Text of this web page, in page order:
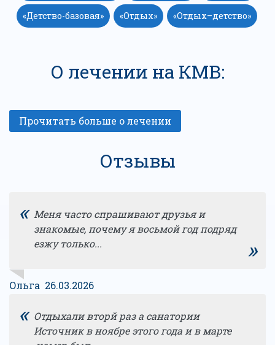
«Детство-базовая» «Отдых» «Отдых–детство»
О лечении на КМВ:
Отзывы
« Меня часто спрашивают друзья и
знакомые, почему я восьмой год подряд
езжу только...
»
Ольга 26.03.2026
« Отдыхали вторй раз а санатории
Источник в ноябре этого года и в марте